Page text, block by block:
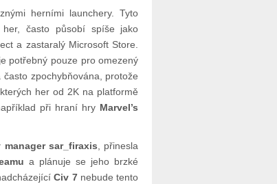
herními launchery. Tyto
často působí spíše jako
a zastaralý Microsoft Store.
potřebný pouze pro omezený
zpochybňována, protože
her od 2K na platformě
při hraní hry Marvel’s
sar_firaxis, přinesla
a plánuje se jeho brzké
Civ 7nebude tento